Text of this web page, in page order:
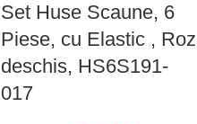
Set Huse Scaune, 6
Piese, cu Elastic , Roz
deschis, HS6S191-
017